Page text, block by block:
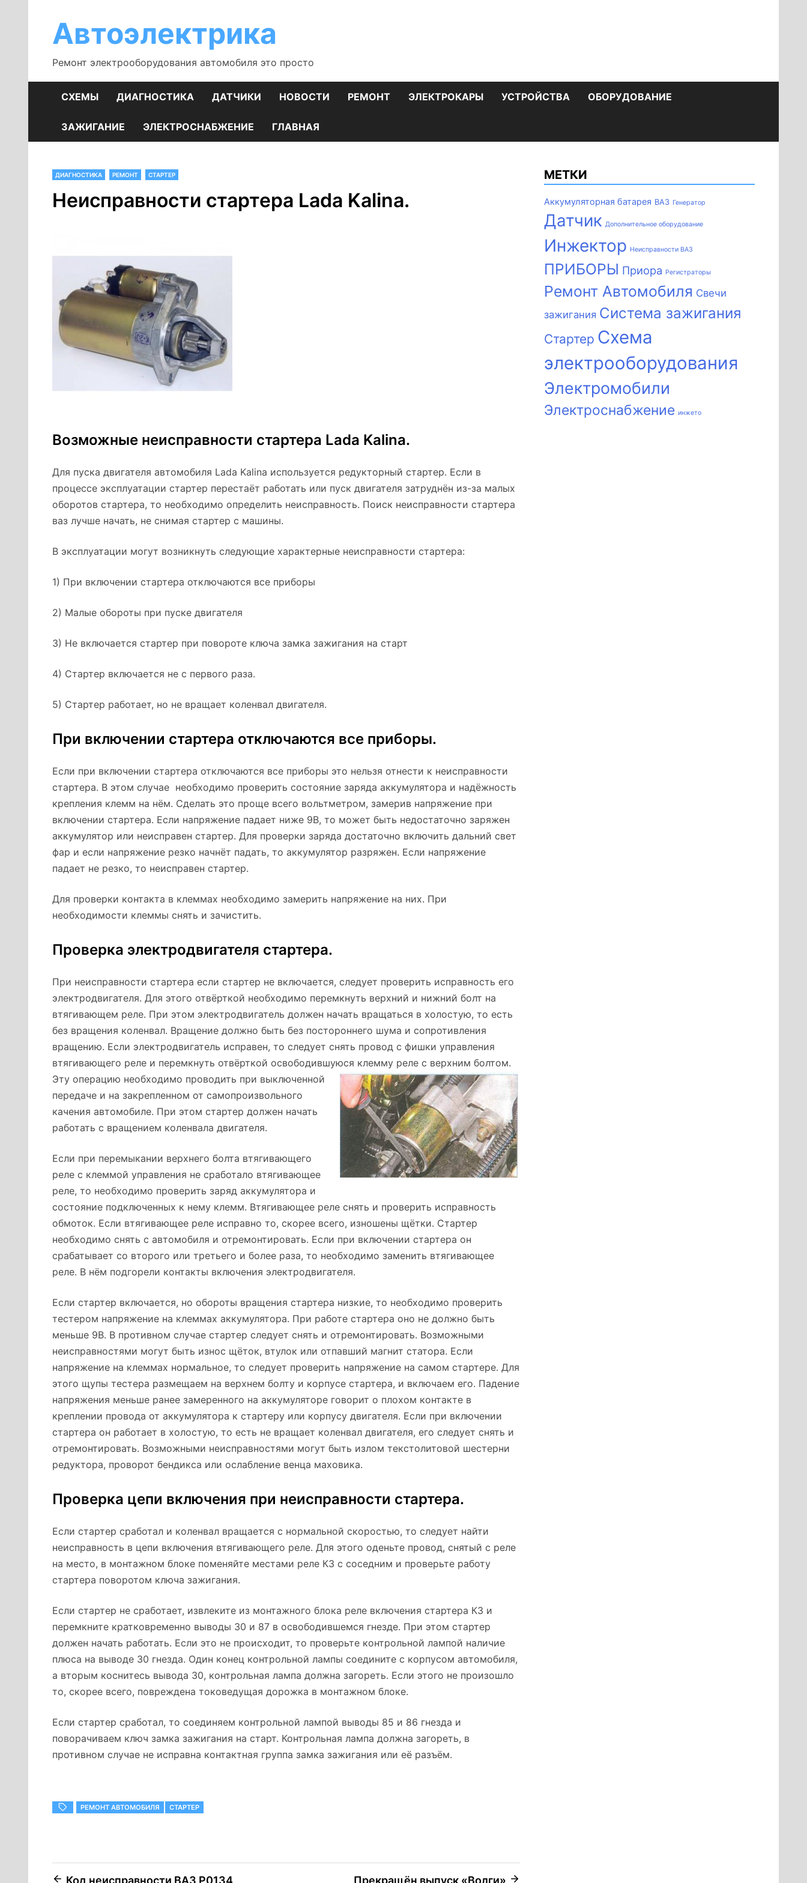
содержимому
Автоэлектрика
Ремонт электрооборудования автомобиля это просто
СХЕМЫ ДИАГНОСТИКА ДАТЧИКИ НОВОСТИ РЕМОНТ ЭЛЕКТРОКАРЫ УСТРОЙСТВА ОБОРУДОВАНИЕ
ЗАЖИГАНИЕ ЭЛЕКТРОСНАБЖЕНИЕ ГЛАВНАЯ
ДИАГНОСТИКА РЕМОНТ СТАРТЕР
Неисправности стартера Lada Kalina.
Возможные неисправности стартера Lada Kalina.
Для пуска двигателя автомобиля Lada Kalina используется редукторный стартер. Если в
процессе эксплуатации стартер перестаёт работать или пуск двигателя затруднён из-за малых
оборотов стартера, то необходимо определить неисправность. Поиск неисправности стартера
ваз лучше начать, не снимая стартер с машины.
В эксплуатации могут возникнуть следующие характерные неисправности стартера:
1) При включении стартера отключаются все приборы
2) Малые обороты при пуске двигателя
3) Не включается стартер при повороте ключа замка зажигания на старт
4) Стартер включается не с первого раза.
5) Стартер работает, но не вращает коленвал двигателя.
При включении стартера отключаются все приборы.
Если при включении стартера отключаются все приборы это нельзя отнести к неисправности
стартера. В этом случае необходимо проверить состояние заряда аккумулятора и надёжность
крепления клемм на нём. Сделать это проще всего вольтметром, замерив напряжение при
включении стартера. Если напряжение падает ниже 9В, то может быть недостаточно заряжен
аккумулятор или неисправен стартер. Для проверки заряда достаточно включить дальний свет
фар и если напряжение резко начнёт падать, то аккумулятор разряжен. Если напряжение
падает не резко, то неисправен стартер.
Для проверки контакта в клеммах необходимо замерить напряжение на них. При
необходимости клеммы снять и зачистить.
Проверка электродвигателя стартера.
При неисправности стартера если стартер не включается, следует проверить исправность его
электродвигателя. Для этого отвёрткой необходимо перемкнуть верхний и нижний болт на
втягивающем реле. При этом электродвигатель должен начать вращаться в холостую, то есть
без вращения коленвал. Вращение должно быть без постороннего шума и сопротивления
вращению. Если электродвигатель исправен, то следует снять провод с фишки управления
втягивающего реле и перемкнуть отвёрткой освободившуюся клемму реле с верхним болтом.
Эту операцию необходимо проводить при выключенной
передаче и на закрепленном от самопроизвольного
качения автомобиле. При этом стартер должен начать
работать с вращением коленвала двигателя.
Если при перемыкании верхнего болта втягивающего
реле с клеммой управления не сработало втягивающее
реле, то необходимо проверить заряд аккумулятора и
состояние подключенных к нему клемм. Втягивающее реле снять и проверить исправность
обмоток. Если втягивающее реле исправно то, скорее всего, изношены щётки. Стартер
необходимо снять с автомобиля и отремонтировать. Если при включении стартера он
срабатывает со второго или третьего и более раза, то необходимо заменить втягивающее
реле. В нём подгорели контакты включения электродвигателя.
Если стартер включается, но обороты вращения стартера низкие, то необходимо проверить
тестером напряжение на клеммах аккумулятора. При работе стартера оно не должно быть
меньше 9В. В противном случае стартер следует снять и отремонтировать. Возможными
неисправностями могут быть износ щёток, втулок или отпавший магнит статора. Если
напряжение на клеммах нормальное, то следует проверить напряжение на самом стартере. Для
этого щупы тестера размещаем на верхнем болту и корпусе стартера, и включаем его. Падение
напряжения меньше ранее замеренного на аккумуляторе говорит о плохом контакте в
креплении провода от аккумулятора к стартеру или корпусу двигателя. Если при включении
стартера он работает в холостую, то есть не вращает коленвал двигателя, его следует снять и
отремонтировать. Возможными неисправностями могут быть излом текстолитовой шестерни
редуктора, проворот бендикса или ослабление венца маховика.
Проверка цепи включения при неисправности стартера.
Если стартер сработал и коленвал вращается с нормальной скоростью, то следует найти
неисправность в цепи включения втягивающего реле. Для этого оденьте провод, снятый с реле
на место, в монтажном блоке поменяйте местами реле К3 с соседним и проверьте работу
стартера поворотом ключа зажигания.
Если стартер не сработает, извлеките из монтажного блока реле включения стартера К3 и
перемкните кратковременно выводы 30 и 87 в освободившемся гнезде. При этом стартер
должен начать работать. Если это не происходит, то проверьте контрольной лампой наличие
плюса на выводе 30 гнезда. Один конец контрольной лампы соедините с корпусом автомобиля,
а вторым коснитесь вывода 30, контрольная лампа должна загореть. Если этого не произошло
то, скорее всего, повреждена токоведущая дорожка в монтажном блоке.
Если стартер сработал, то соединяем контрольной лампой выводы 85 и 86 гнезда и
поворачиваем ключ замка зажигания на старт. Контрольная лампа должна загореть, в
противном случае не исправна контактная группа замка зажигания или её разъём.
РЕМОНТ АВТОМОБИЛЯ СТАРТЕР
Код неисправности ВАЗ Р0134 Прекращён выпуск «Волги»
МЕТКИ
Аккумуляторная батарея ВАЗ Генератор
Датчик Дополнительное оборудование
Инжектор Неисправности ВАЗ
ПРИБОРЫ Приора Регистраторы
Ремонт Автомобиля Свечи
зажигания Система зажигания
Стартер Схема
электрооборудования
Электромобили
Электроснабжение инжето